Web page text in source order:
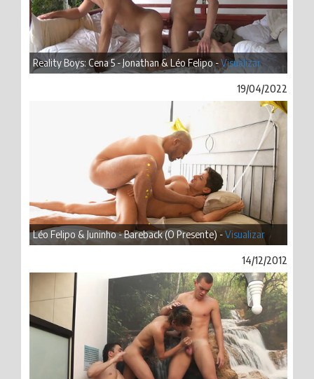
Reality Boys: Cena 5 - Jonathan & Léo Felipo -Visualizar
19/04/2022
Léo Felipo & Juninho - Bareback (O Presente) -Visualizar
14/12/2012